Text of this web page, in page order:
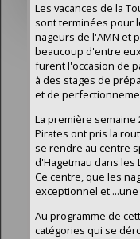
Les vacances de la
sont terminées pour
nageurs de l'AMN et
beaucoup d'entre
furent l'occasion de
à des stages de
et de
La première semaine
Pirates ont pris la
se rendre au centre
d'Hagetmau dans les
Ce centre, que les
exceptionnel et
Au programme de
catégories qui se